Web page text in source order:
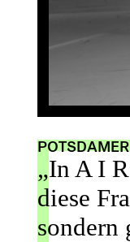
„In A I
diese
sondern